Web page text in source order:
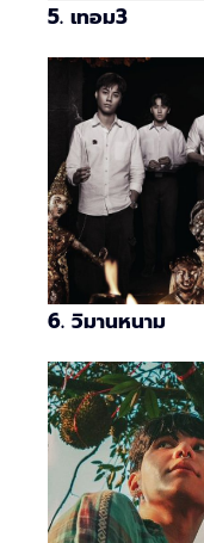
5. เทอม3
6. วิมานหนาม